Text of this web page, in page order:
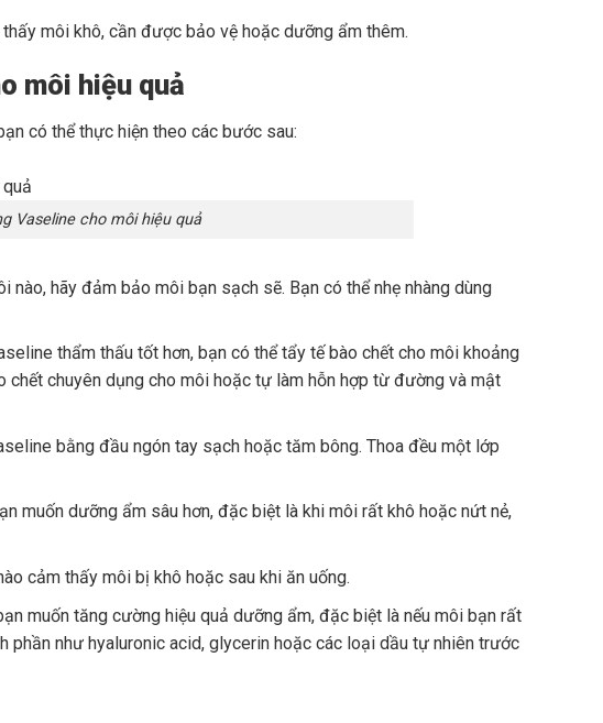
môi khô, cần được bảo vệ hoặc dưỡng ẩm thêm.
môi hiệu quả
có thể thực hiện theo các bước sau:
Vaseline cho môi hiệu quả
hãy đảm bảo môi bạn sạch sẽ. Bạn có thể nhẹ nhàng dùng
thẩm thấu tốt hơn, bạn có thể tẩy tế bào chết cho môi khoảng
chuyên dụng cho môi hoặc tự làm hỗn hợp từ đường và mật
bằng đầu ngón tay sạch hoặc tăm bông. Thoa đều một lớp
muốn dưỡng ẩm sâu hơn, đặc biệt là khi môi rất khô hoặc nứt nẻ,
cảm thấy môi bị khô hoặc sau khi ăn uống.
muốn tăng cường hiệu quả dưỡng ẩm, đặc biệt là nếu môi bạn rất
phần như hyaluronic acid, glycerin hoặc các loại dầu tự nhiên trước